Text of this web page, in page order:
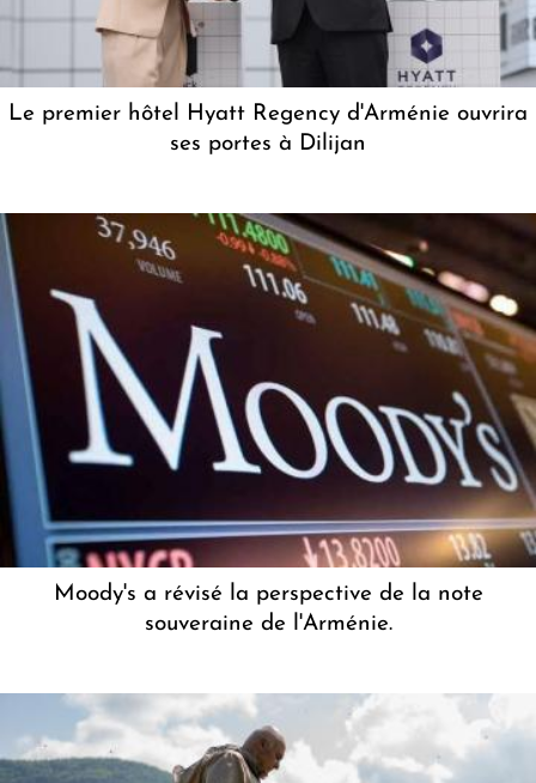
Le premier hôtel Hyatt Regency d'Arménie ouvrira
ses portes à Dilijan
Moody's a révisé la perspective de la note
souveraine de l'Arménie.